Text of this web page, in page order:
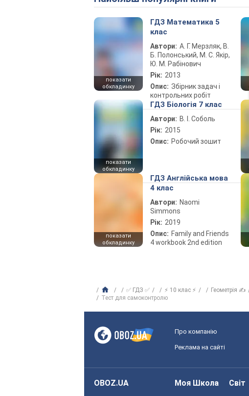
показати
обкладинку
ГДЗ Математика 5
клас
Автори: А. Г. Мерзляк, В.
Б. Полонський, М. С. Якір,
Ю. М. Рабінович
Рік: 2013
Опис: Збірник задач і
контрольних робіт
показати
обкладинку
ГДЗ Біологія 7 клас
Автори: В. І. Соболь
Рік: 2015
Опис: Робочий зошит
показати
обкладинку
ГДЗ Англійська мова
4 клас
Автори: Naomi
Simmons
Рік: 2019
Опис: Family and Friends
4 workbook 2nd edition
✅ ГДЗ ✅ ⚡ 10 клас ⚡ Геометрія ✍
Тест для самоконтролю
Про компанію
Реклама на сайті
OBOZ.UA Моя Школа Світ